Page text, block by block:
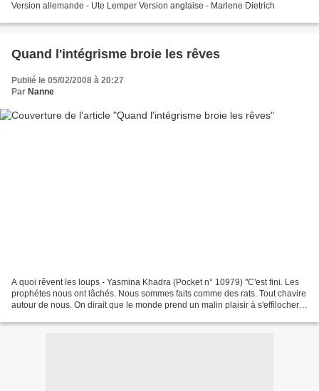
Version allemande - Ute Lemper Version anglaise - Marlene Dietrich
Quand l'intégrisme broie les rêves
Publié le 05/02/2008 à 20:27
Par Nanne
A quoi rêvent les loups - Yasmina Khadra (Pocket n° 10979) "C'est fini. Les
prophétes nous ont lâchés. Nous sommes faits comme des rats. Tout chavire
autour de nous. On dirait que le monde prend un malin plaisir à s'effilocher, à